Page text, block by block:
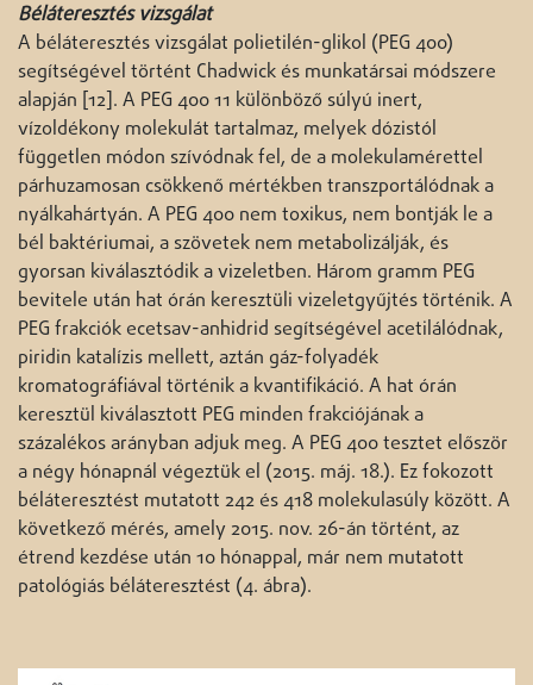
Béláteresztés vizsgálat
A béláteresztés vizsgálat polietilén-glikol (PEG 400)
segítségével történt Chadwick és munkatársai módszere
alapján [12]. A PEG 400 11 különböző súlyú inert,
vízoldékony molekulát tartalmaz, melyek dózistól
független módon szívódnak fel, de a molekulamérettel
párhuzamosan csökkenő mértékben transzportálódnak a
nyálkahártyán. A PEG 400 nem toxikus, nem bontják le a
bél baktériumai, a szövetek nem metabolizálják, és
gyorsan kiválasztódik a vizeletben. Három gramm PEG
bevitele után hat órán keresztüli vizeletgyűjtés történik. A
PEG frakciók ecetsav-anhidrid segítségével acetilálódnak,
piridin katalízis mellett, aztán gáz-folyadék
kromatográfiával történik a kvantifikáció. A hat órán
keresztül kiválasztott PEG minden frakciójának a
százalékos arányban adjuk meg. A PEG 400 tesztet először
a négy hónapnál végeztük el (2015. máj. 18.). Ez fokozott
béláteresztést mutatott 242 és 418 molekulasúly között. A
következő mérés, amely 2015. nov. 26-án történt, az
étrend kezdése után 10 hónappal, már nem mutatott
patológiás béláteresztést (4. ábra).